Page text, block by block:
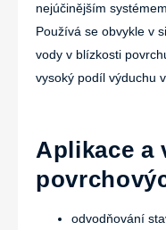
nejúčinějším
Používá se obvykle v
vody v blízkosti
vysoký podíl výduchu
Aplikace a
odvodňování